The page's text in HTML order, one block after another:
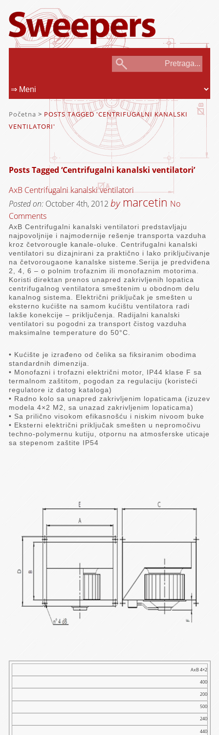
Početna > POSTS TAGGED 'CENTRIFUGALNI KANALSKI
VENTILATORI'
Posts Tagged ‘Centrifugalni kanalski ventilatori’
AxB Centrifugalni kanalski ventilatori
Posted on: October 4th, 2012 by marcetin No
Comments
AxB Centrifugalni kanalski ventilatori predstavljaju
najpovoljnije i najmodernije rešenje transporta vazduha
kroz četvorougle kanale-oluke. Centrifugalni kanalski
ventilatori su dizajnirani za praktično i lako priključivanje
na četvorougaone kanalske sisteme.Serija je predviđena
2, 4, 6 – o polnim trofaznim ili monofaznim motorima.
Koristi direktan prenos unapred zakrivljenih lopatica
centrifugalnog ventilatora smeštenim u obodnom delu
kanalnog sistema. Električni priključak je smešten u
eksterno kućište na samom kućištu ventilatora radi
lakše konekcije – priključenja. Radijalni kanalski
ventilatori su pogodni za transport čistog vazduha
maksimalne temperature do 50°C.
• Kućište je izrađeno od čelika sa fiksiranim obodima
standardnih dimenzija.
• Monofazni i trofazni električni motor, IP44 klase F sa
termalnom zaštitom, pogodan za regulaciju (koristeći
regulatore iz datog kataloga)
• Radno kolo sa unapred zakrivljenim lopaticama (izuzev
modela 4×2 M2, sa unazad zakrivljenim lopaticama)
• Sa prilično visokom efikasnošću i niskim nivoom buke
• Eksterni električni priključak smešten u nepromočivu
techno-polymernu kutiju, otpornu na atmosferske uticaje
sa stepenom zaštite IP54
C
D
AxB 4×2
400
200
500
240
440